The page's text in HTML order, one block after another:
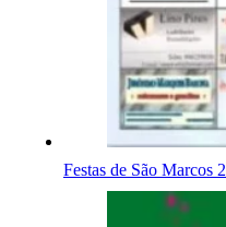
Festas de São Marcos